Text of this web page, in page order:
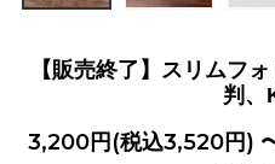
【販売終了】スリムフ
判、
3,200円(税込3,520円)